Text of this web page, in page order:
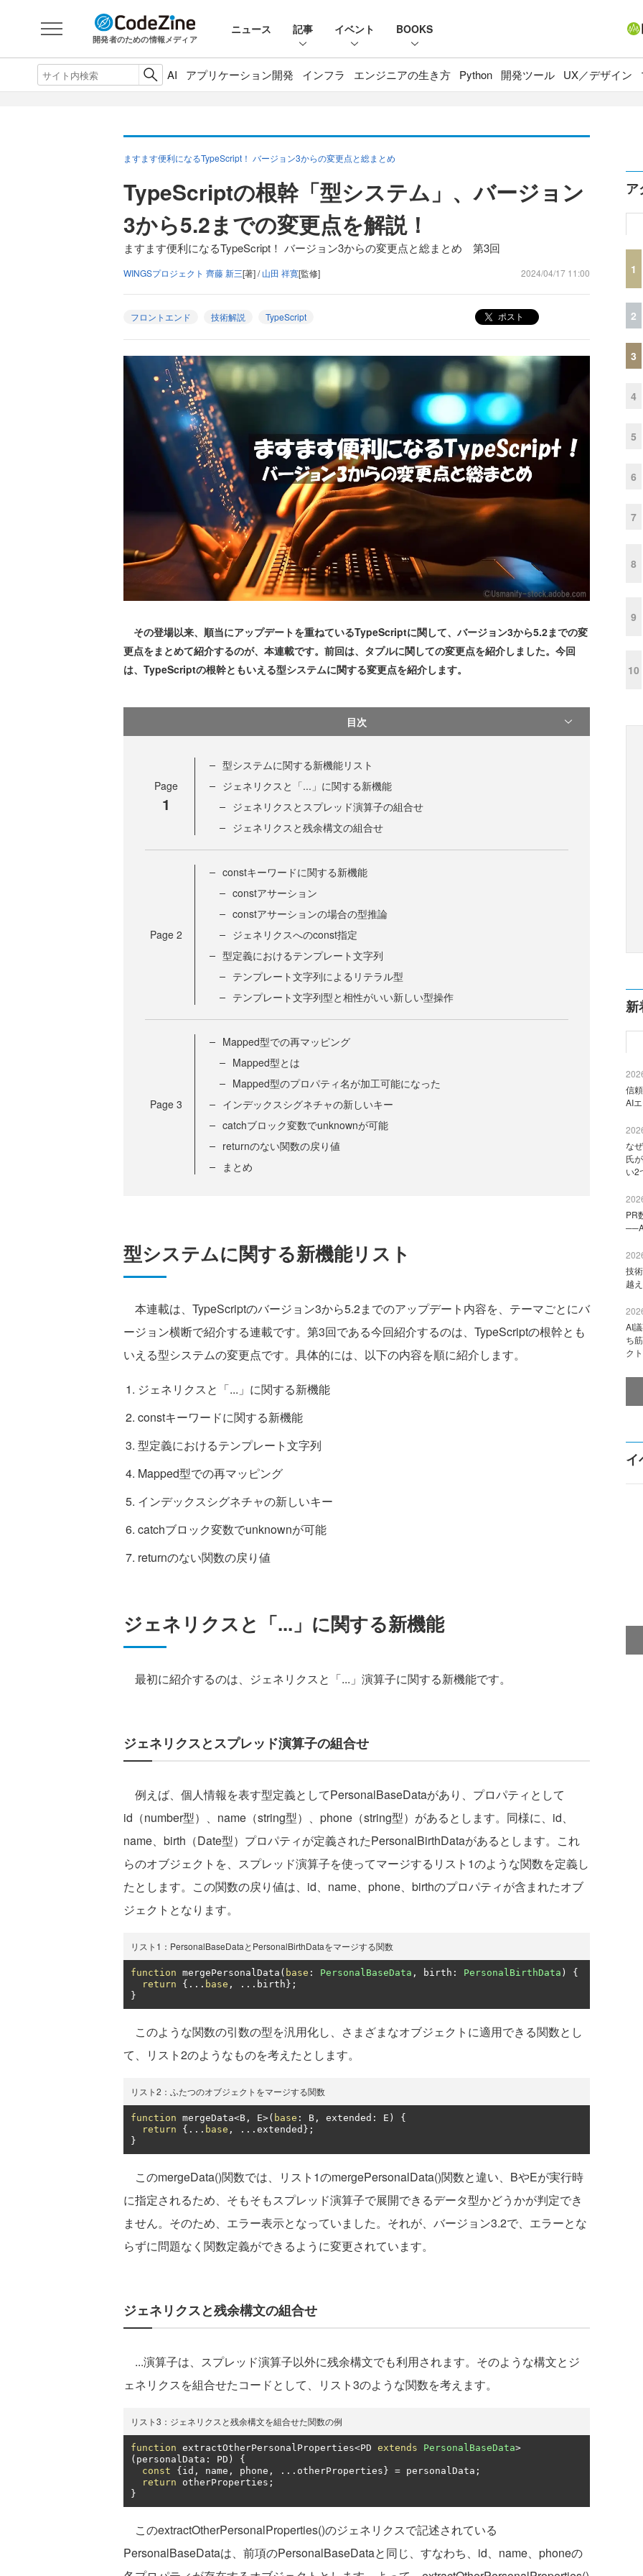
開発者のための情報メディア
ニュース 記事 イベント BOOKS
AI アプリケーション開発 インフラ エンジニアの生き方 Python 開発ツール UX／デザイン
ますます便利になるTypeScript！ バージョン3からの変更点と総まとめ
TypeScriptの根幹「型システム」、バージョン
3から5.2までの変更点を解説！
ますます便利になるTypeScript！ バージョン3からの変更点と総まとめ 第3回
WINGSプロジェクト 齊藤 新三[著] /山田 祥寛[監修] 2024/04/17 11:00
フロントエンド 技術解説 TypeScript ポスト
その登場以来、順当にアップデートを重ねているTypeScriptに関して、バージョン3から5.2までの変
更点をまとめて紹介するのが、本連載です。前回は、タプルに関しての変更点を紹介しました。今回
は、TypeScriptの根幹ともいえる型システムに関する変更点を紹介します。
目次
Page
1
型システムに関する新機能リスト
ジェネリクスと「...」に関する新機能
ジェネリクスとスプレッド演算子の組合せ
ジェネリクスと残余構文の組合せ
Page 2
constキーワードに関する新機能
constアサーション
constアサーションの場合の型推論
ジェネリクスへのconst指定
型定義におけるテンプレート文字列
テンプレート文字列によるリテラル型
テンプレート文字列型と相性がいい新しい型操作
Page 3
Mapped型での再マッピング
Mapped型とは
Mapped型のプロパティ名が加工可能になった
インデックスシグネチャの新しいキー
catchブロック変数でunknownが可能
returnのない関数の戻り値
まとめ
型システムに関する新機能リスト
本連載は、TypeScriptのバージョン3から5.2までのアップデート内容を、テーマごとにバ
ージョン横断で紹介する連載です。第3回である今回紹介するのは、TypeScriptの根幹とも
いえる型システムの変更点です。具体的には、以下の内容を順に紹介します。
ジェネリクスと「...」に関する新機能
constキーワードに関する新機能
型定義におけるテンプレート文字列
Mapped型での再マッピング
インデックスシグネチャの新しいキー
catchブロック変数でunknownが可能
returnのない関数の戻り値
ジェネリクスと「...」に関する新機能
最初に紹介するのは、ジェネリクスと「...」演算子に関する新機能です。
ジェネリクスとスプレッド演算子の組合せ
例えば、個人情報を表す型定義としてPersonalBaseDataがあり、プロパティとして
id（number型）、name（string型）、phone（string型）があるとします。同様に、id、
name、birth（Date型）プロパティが定義されたPersonalBirthDataがあるとします。これ
らのオブジェクトを、スプレッド演算子を使ってマージするリスト1のような関数を定義し
たとします。この関数の戻り値は、id、name、phone、birthのプロパティが含まれたオブ
ジェクトとなります。
リスト1：PersonalBaseDataとPersonalBirthDataをマージする関数
function mergePersonalData ( base : PersonalBaseData , birth : PersonalBirthData )
{
return
{... base , ... birth };
}
このような関数の引数の型を汎用化し、さまざまなオブジェクトに適用できる関数とし
て、リスト2のようなものを考えたとします。
リスト2：ふたつのオブジェクトをマージする関数
function mergeData<B , E>( base : B , extended : E )
{
return
{... base , ... extended };
}
このmergeData()関数では、リスト1のmergePersonalData()関数と違い、BやEが実行時
に指定されるため、そもそもスプレッド演算子で展開できるデータ型かどうかが判定でき
ません。そのため、エラー表示となっていました。それが、バージョン3.2で、エラーとな
らずに問題なく関数定義ができるように変更されています。
ジェネリクスと残余構文の組合せ
...演算子は、スプレッド演算子以外に残余構文でも利用されます。そのような構文とジ
ェネリクスを組合せたコードとして、リスト3のような関数を考えます。
リスト3：ジェネリクスと残余構文を組合せた関数の例
function extractOtherPersonalProperties<PD extends PersonalBaseData>
( personalData : PD )
{
const
{ id , name , phone , ... otherProperties } = personalData ;
return otherProperties ;
}
このextractOtherPersonalProperties()のジェネリクスで記述されている
PersonalBaseDataは、前項のPersonalBaseDataと同じ、すなわち、id、name、phoneの
ア
1
2
3
4
5
6
7
8
9
10
新
信
AI
な
氏
い2
PR
技
越
AI
ち
ク
イ